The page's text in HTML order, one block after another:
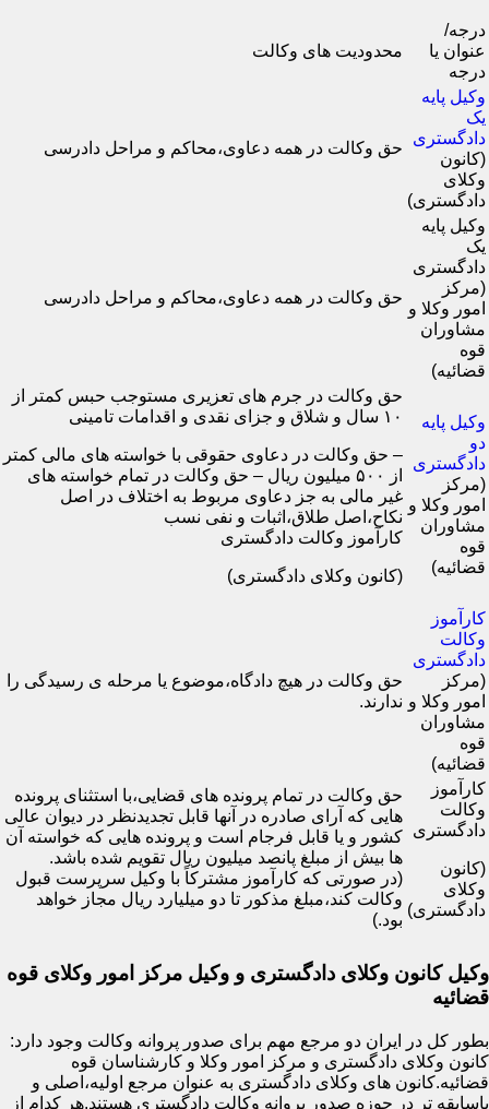
درجه/
عنوان یا
درجه
محدودیت های وکالت
وکیل پایه
یک
دادگستری
(کانون
وکلای
دادگستری)
حق وکالت در همه دعاوی،محاکم و مراحل دادرسی
وکیل پایه
یک
دادگستری
(مرکز
امور وکلا و
مشاوران
قوه
قضائیه)
حق وکالت در همه دعاوی،محاکم و مراحل دادرسی
وکیل پایه
دو
دادگستری
(مرکز
امور وکلا و
مشاوران
قوه
قضائیه)
حق وکالت در جرم های تعزیری مستوجب حبس کمتر از
۱۰ سال و شلاق و جزای نقدی و اقدامات تامینی
– حق وکالت در دعاوی حقوقی با خواسته های مالی کمتر
از ۵۰۰ میلیون ریال – حق وکالت در تمام خواسته های
غیر مالی به جز دعاوی مربوط به اختلاف در اصل
نکاح،اصل طلاق،اثبات و نفی نسب
کارآموز وکالت دادگستری
(کانون وکلای دادگستری)
کارآموز
وکالت
دادگستری
(مرکز
امور وکلا و
مشاوران
قوه
قضائیه)
حق وکالت در هیچ دادگاه،موضوع یا مرحله ی رسیدگی را
ندارند.
کارآموز
وکالت
دادگستری
(کانون
وکلای
دادگستری)
حق وکالت در تمام پرونده های قضایی،با استثنای پرونده
هایی که آرای صادره در آنها قابل تجدیدنظر در دیوان عالی
کشور و یا قابل فرجام است و پرونده هایی که خواسته آن
ها بیش از مبلغ پانصد میلیون ریال تقویم شده باشد.
(در صورتی که کارآموز مشترکاً با وکیل سرپرست قبول
وکالت کند،مبلغ مذکور تا دو میلیارد ریال مجاز خواهد
بود.)
وکیل کانون وکلای دادگستری و وکیل مرکز امور وکلای قوه
قضائیه
بطور کل در ایران دو مرجع مهم برای صدور پروانه وکالت وجود دارد:
کانون وکلای دادگستری و مرکز امور وکلا و کارشناسان قوه
قضائیه.کانون های وکلای دادگستری به عنوان مرجع اولیه،اصلی و
باسابقه تر در حوزه صدور پروانه وکالت دادگستری هستند.هر کدام از